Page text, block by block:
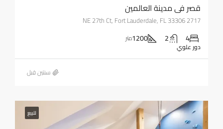
قصر في مدينة العالمين
2717 NE 27th Ct, Fort Lauderdale, FL 33306
4
2
1200متر
دور علوي
‏سنتين قبل
للبيع